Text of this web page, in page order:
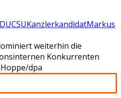
CSUKanzlerkandidatMarkus
weiterhin die
Konkurrenten
dpa